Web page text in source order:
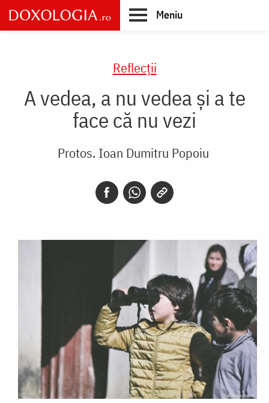
Skip
to
main
Meniu
Reflecții
A vedea, a nu vedea și a te
face că nu vezi
Protos. Ioan Dumitru Popoiu